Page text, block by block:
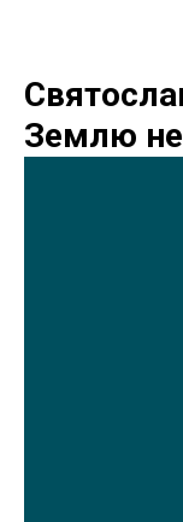
Землю